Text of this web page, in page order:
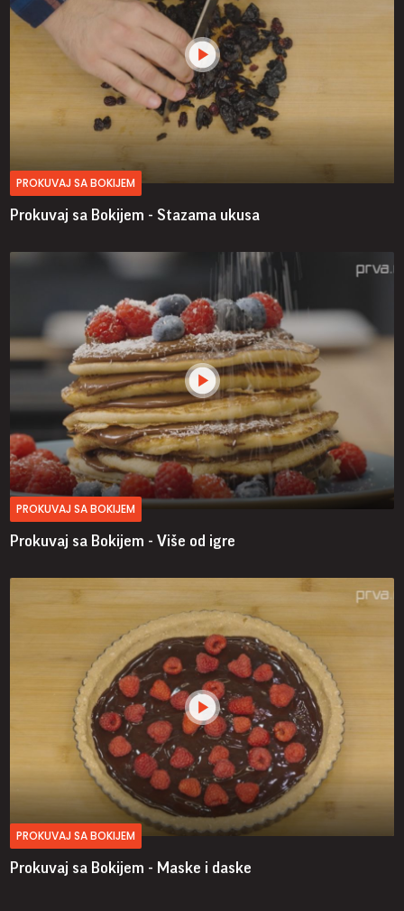
PROKUVAJ SA BOKIJEM
Prokuvaj sa Bokijem - Stazama ukusa
PROKUVAJ SA BOKIJEM
Prokuvaj sa Bokijem - Više od igre
PROKUVAJ SA BOKIJEM
Prokuvaj sa Bokijem - Maske i daske